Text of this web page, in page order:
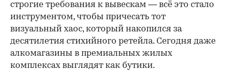
строгие требования к вывескам — всё это стало
инструментом, чтобы причесать тот
визуальный хаос, который накопился за
десятилетия стихийного ретейла. Сегодня даже
алкомагазины в премиальных жилых
комплексах выглядят как бутики.